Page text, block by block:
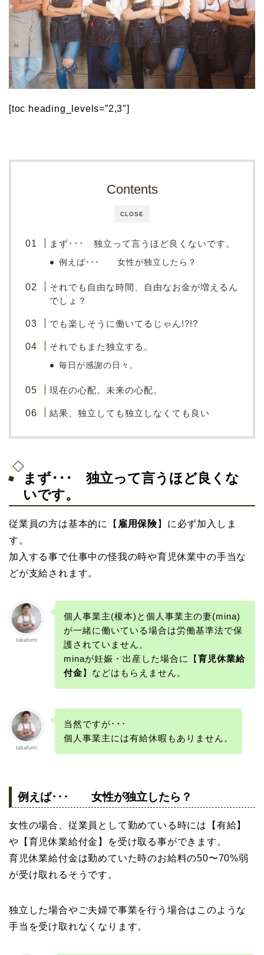
[toc heading_levels=”2,3″]
CLOSE
Contents
まず･･･ 独立って言うほど良くないです。
例えば･･･ 女性が独立したら？
それでも自由な時間、自由なお金が増えるん
でしょ？
でも楽しそうに働いてるじゃん!?!?
それでもまた独立する。
毎日が感謝の日々。
現在の心配。未来の心配。
結果、独立しても独立しなくても良い
まず･･･ 独立って言うほど良くな
いです。
従業員の方は基本的に【 雇用保険】に必ず加入しま
す。
加入する事で仕事中の怪我の時や育児休業中の手当な
どが支給されます。
takafumi
個人事業主(榎本)と個人事業主の妻(mina)
が一緒に働いている場合は労働基準法で保
護されていません。
minaが妊娠・出産した場合に【育児休業給
付金】などはもらえません。
takafumi
当然ですが･･･
個人事業主には有給休暇もありません。
例えば･･･ 女性が独立したら？
女性の場合、従業員として勤めている時には【有給】
や【育児休業給付金】を受け取る事ができます。
育児休業給付金は勤めていた時のお給料の50〜70%弱
が受け取れるそうです。
独立した場合やご夫婦で事業を行う場合はこのような
手当を受け取れなくなります。